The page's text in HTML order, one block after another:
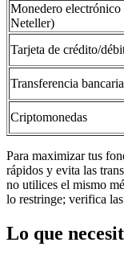
Monedero
Neteller)
Tarjeta de crédito/
Transferencia bancaria
Criptomonedas
Para maximizar tus
rápidos y evita las
no utilices el mismo
lo restringe; verifica
Lo que